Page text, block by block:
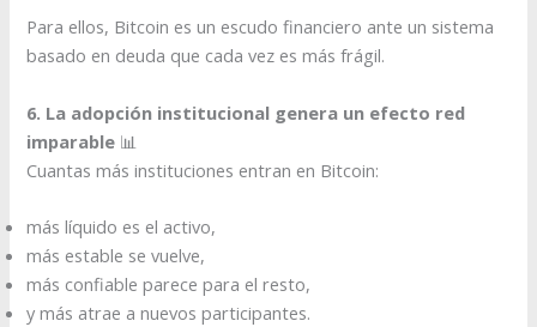
Para ellos, Bitcoin es un escudo financiero ante un sistema
basado en deuda que cada vez es más frágil.
6. La adopción institucional genera un efecto red
imparable 📊
Cuantas más instituciones entran en Bitcoin:
más líquido es el activo,
más estable se vuelve,
más confiable parece para el resto,
y más atrae a nuevos participantes.